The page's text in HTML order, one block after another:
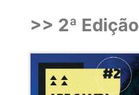
>> 2ª Edição